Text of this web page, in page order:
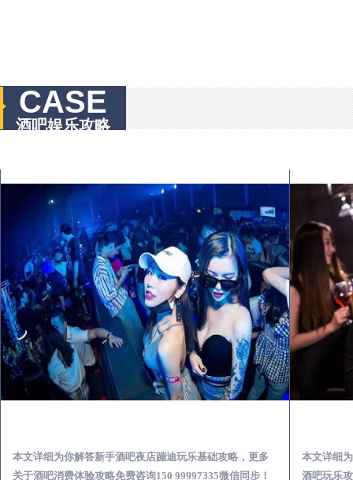
CASE
酒吧娱乐攻略
本文详细为你解答新手酒吧夜店蹦迪玩乐基础攻略，更多
关于酒吧消费体验攻略免费咨询150 99997335微信同步！
本文详细
酒吧玩乐